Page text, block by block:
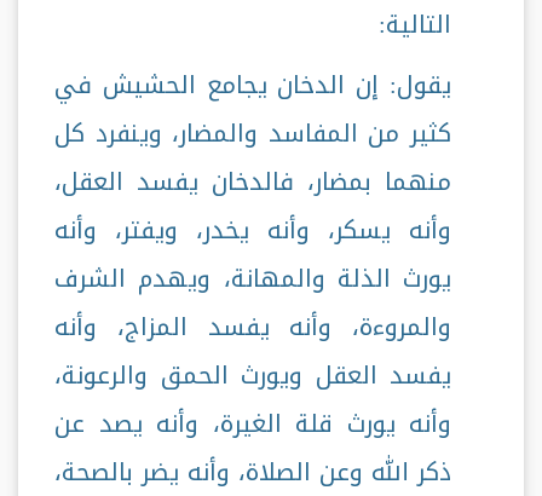
التالية:
يقول: إن الدخان يجامع الحشيش في
كثير من المفاسد والمضار، وينفرد كل
منهما بمضار، فالدخان يفسد العقل،
وأنه يسكر، وأنه يخدر، ويفتر، وأنه
يورث الذلة والمهانة، ويهدم الشرف
والمروءة، وأنه يفسد المزاج، وأنه
يفسد العقل ويورث الحمق والرعونة،
وأنه يورث قلة الغيرة، وأنه يصد عن
ذكر الله وعن الصلاة، وأنه يضر بالصحة،